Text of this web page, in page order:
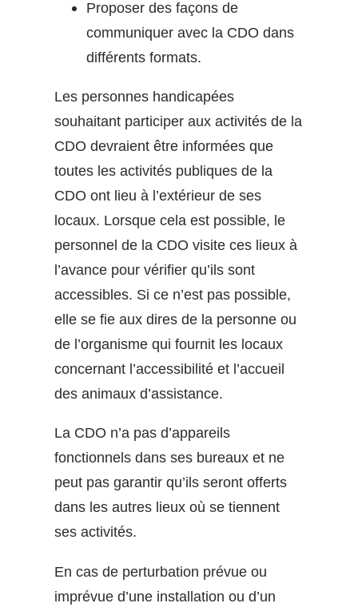
Proposer des façons de
communiquer avec la CDO dans
différents formats.
Les personnes handicapées
souhaitant participer aux activités de la
CDO devraient être informées que
toutes les activités publiques de la
CDO ont lieu à l’extérieur de ses
locaux. Lorsque cela est possible, le
personnel de la CDO visite ces lieux à
l’avance pour vérifier qu’ils sont
accessibles. Si ce n’est pas possible,
elle se fie aux dires de la personne ou
de l’organisme qui fournit les locaux
concernant l’accessibilité et l’accueil
des animaux d’assistance.
La CDO n’a pas d’appareils
fonctionnels dans ses bureaux et ne
peut pas garantir qu’ils seront offerts
dans les autres lieux où se tiennent
ses activités.
En cas de perturbation prévue ou
imprévue d’une installation ou d’un